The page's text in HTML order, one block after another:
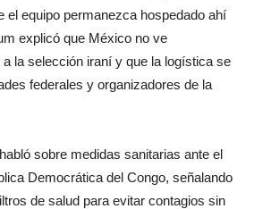
el equipo permanezca hospedado ahí
explicó que México no ve
la selección iraní y que la logística se
federales y organizadores de la
sobre medidas sanitarias ante el
Democrática del Congo, señalando
de salud para evitar contagios sin